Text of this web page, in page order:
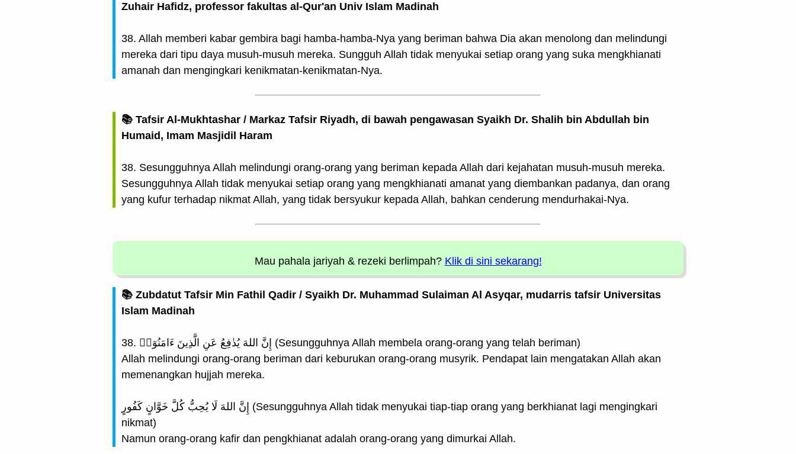
Zuhair Hafidz, professor fakultas al-Qur'an Univ Islam Madinah
38. Allah memberi kabar gembira bagi hamba-hamba-Nya yang beriman bahwa Dia akan menolong dan melindungi
mereka dari tipu daya musuh-musuh mereka. Sungguh Allah tidak menyukai setiap orang yang suka mengkhianati
amanah dan mengingkari kenikmatan-kenikmatan-Nya.
📚 Tafsir Al-Mukhtashar / Markaz Tafsir Riyadh, di bawah pengawasan Syaikh Dr. Shalih bin Abdullah bin
Humaid, Imam Masjidil Haram
38. Sesungguhnya Allah melindungi orang-orang yang beriman kepada Allah dari kejahatan musuh-musuh mereka.
Sesungguhnya Allah tidak menyukai setiap orang yang mengkhianati amanat yang diembankan padanya, dan orang
yang kufur terhadap nikmat Allah, yang tidak bersyukur kepada Allah, bahkan cenderung mendurhakai-Nya.
Mau pahala jariyah & rezeki berlimpah? Klik di sini sekarang!
📚 Zubdatut Tafsir Min Fathil Qadir / Syaikh Dr. Muhammad Sulaiman Al Asyqar, mudarris tafsir Universitas
Islam Madinah
38. إِنَّ اللهَ يُدٰفِعُ عَنِ الَّذِينَ ءَامَنُوٓا۟ (Sesungguhnya Allah membela orang-orang yang telah beriman)
Allah melindungi orang-orang beriman dari keburukan orang-orang musyrik. Pendapat lain mengatakan Allah akan
memenangkan hujjah mereka.
إِنَّ اللهَ لَا يُحِبُّ كُلَّ خَوَّانٍ كَفُورٍ (Sesungguhnya Allah tidak menyukai tiap-tiap orang yang berkhianat lagi mengingkari
nikmat)
Namun orang-orang kafir dan pengkhianat adalah orang-orang yang dimurkai Allah.